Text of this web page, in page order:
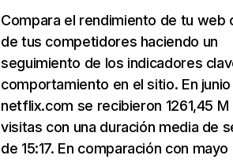
Compara el rendimiento de tu web
de tus competidores haciendo un
seguimiento de los indicadores
comportamiento en el sitio. En junio
netflix.com se recibieron 1261,45 M
visitas con una duración media de
de 15:17. En comparación con mayo